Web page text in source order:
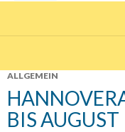
ALLGEMEIN
BIS AUGUST